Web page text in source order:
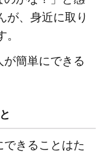
が、身近に取り
簡単にできる
きることはた